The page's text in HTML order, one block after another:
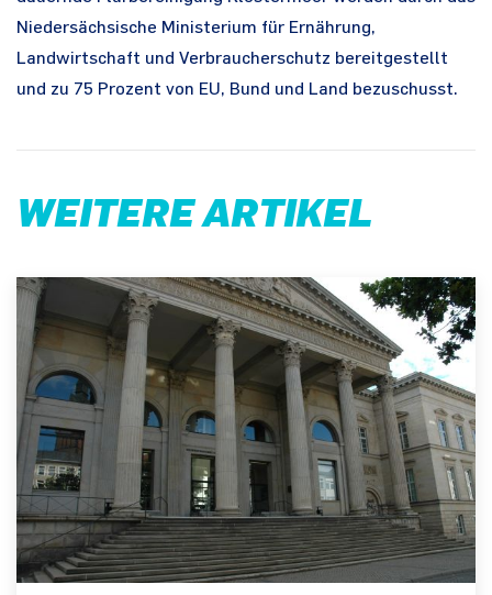
Niedersächsische Ministerium für Ernährung,
Landwirtschaft und Verbraucherschutz bereitgestellt
und zu 75 Prozent von EU, Bund und Land bezuschusst.
WEITERE ARTIKEL